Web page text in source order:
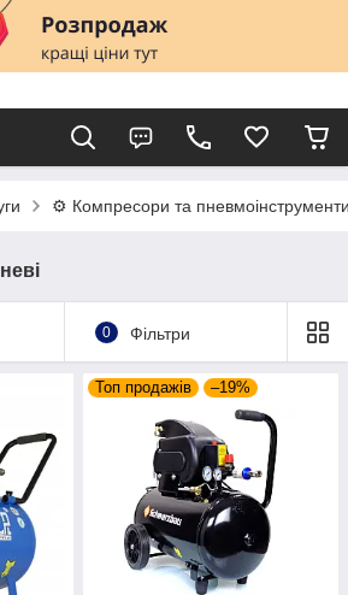
⚙️ Компресори та
0 Фільтри
Топ продажів –19%